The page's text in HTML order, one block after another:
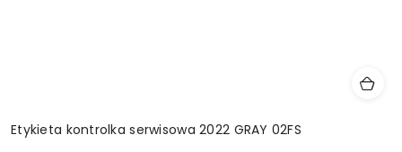
Etykieta kontrolka serwisowa 2022 GRAY 02FS